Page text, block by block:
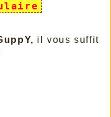
il vous suffit